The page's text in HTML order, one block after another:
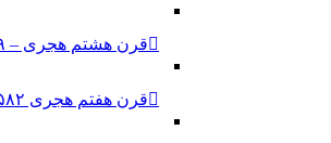
قرن هشتم هجری – ۶۷۹ الی ۷۷۶ شمسی
قرن هفتم هجری ۵۸۲ الی ۶۷۹ شمسی